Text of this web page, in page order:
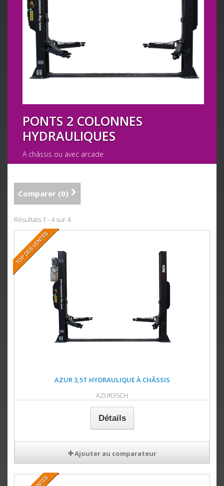
PONTS 2 COLONNES
HYDRAULIQUES
A châssis ou avec arcade
Comparer (0)
Résultats 1 - 4 sur 4.
AZUR 3,5T HYDRAULIQUE À CHÂSSIS
AZUR35CH
Détails
Ajouter au comparateur